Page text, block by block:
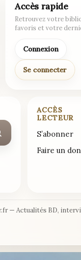
Accès rapide
Retrouvez votre
favoris et votre
Connexion
Se connecter
ACCÈS
LECTEUR
S’abonner
Faire un don
— Actualités BD,